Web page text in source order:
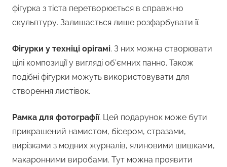
фігурка з тіста перетворюється в справжню
скульптуру. Залишається лише розфарбувати її.
Фігурки у техніці орігамі. З них можна створювати
цілі композиції у вигляді об’ємних панно. Також
подібні фігурки можуть використовувати для
створення листівок.
Рамка для фотографії. Цей подарунок може бути
прикрашений намистом, бісером, стразами,
вирізками з модних журналів, ялиновими шишками,
макаронними виробами. Тут можна проявити